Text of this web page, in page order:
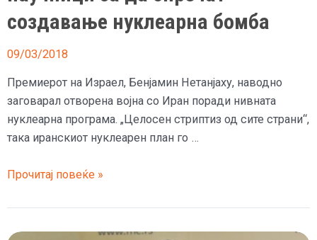
создавање нуклеарна бомба
09/03/2018
Премиерот на Израел, Бенјамин Нетанјаху, наводно
заговарал отворена војна со Иран поради нивната
нуклеарна програма. „Целосен стриптиз од сите страни“,
така иранскиот нуклеарен план го …
Израелци
ирански
научници
Прочитај повеќе »